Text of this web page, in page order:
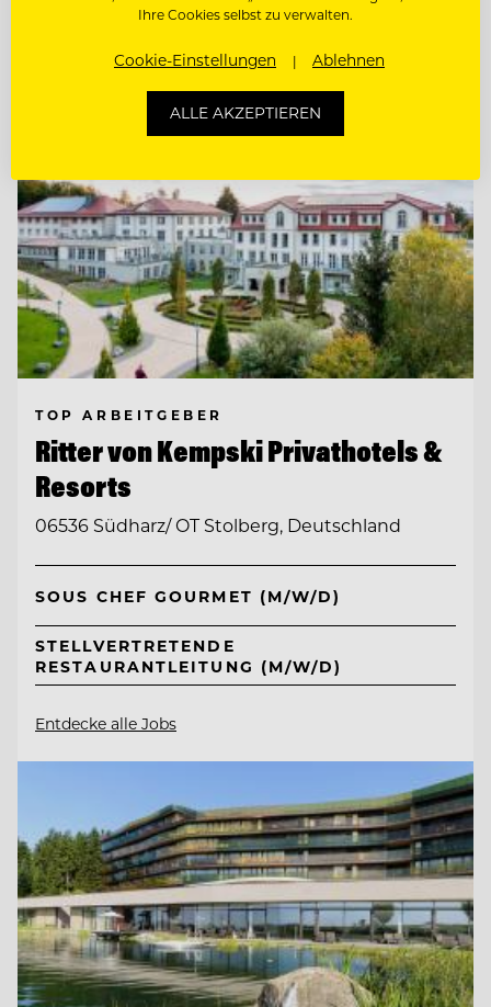
TOP ARBEITGEBER
Ritter von Kempski Privathotels &
Resorts
06536 Südharz/ OT Stolberg, Deutschland
SOUS CHEF GOURMET (M/W/D)
STELLVERTRETENDE
RESTAURANTLEITUNG (M/W/D)
Entdecke alle Jobs
Ihre Cookies selbst zu verwalten.
Cookie-Einstellungen Ablehnen
ALLE AKZEPTIEREN